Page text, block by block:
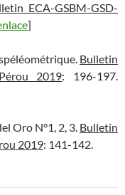
ECA-GSBM-GSD-
]
Bulletin
2019: 196-197.
Oro N°1, 2, 3. Bulletin
2019: 141-142.